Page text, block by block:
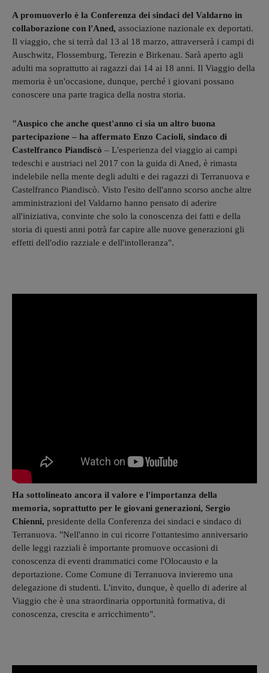
A promuoverlo è la Conferenza dei sindaci del Valdarno in
collaborazione con l'Aned, associazione nazionale ex deportati.
Il viaggio, che si terrà dal 13 al 18 marzo, attraverserà i campi di
Auschwitz, Flossemburg, Terezin e Birkenau. Sarà aperto agli
adulti ma soprattutto ai ragazzi dai 14 ai 18 anni. Il Viaggio della
memoria è un'occasione, dunque, perché i giovani possano
conoscere una parte tragica della nostra storia.
"Auspico che anche quest'anno ci sia un altro buona
partecipazione – ha affermato Enzo Cacioli, sindaco di
Castelfranco Piandiscò – L'esperienza del viaggio ai campi
tedeschi e austriaci nel 2017 con la guida di Aned, è rimasta
indelebile nella mente degli adulti e dei ragazzi di Terranuova e
Castelfranco Piandiscò. Visto l'esito dell'anno scorso anche altre
amministrazioni del Valdarno hanno pensato di aderire
all'iniziativa, convinte che solo la conoscenza dei fatti e della
storia di questi anni potrà far capire alle nuove generazioni gli
effetti dell'odio razziale e dell'intolleranza".
Ha sottolineato ancora il valore e l'importanza della
memoria, soprattutto per le giovani generazioni, Sergio
Chienni, presidente della Conferenza dei sindaci e sindaco di
Terranuova. "Nell'anno in cui ricorre l'ottantesimo anniversario
delle leggi razziali è importante promuove occasioni di
conoscenza di eventi drammatici come l'Olocausto e la
deportazione. Come Comune di Terranuova invieremo una
delegazione di studenti. L'invito, dunque, è quello di aderire al
Viaggio che è una straordinaria opportunità formativa, di
conoscenza, crescita e arricchimento".